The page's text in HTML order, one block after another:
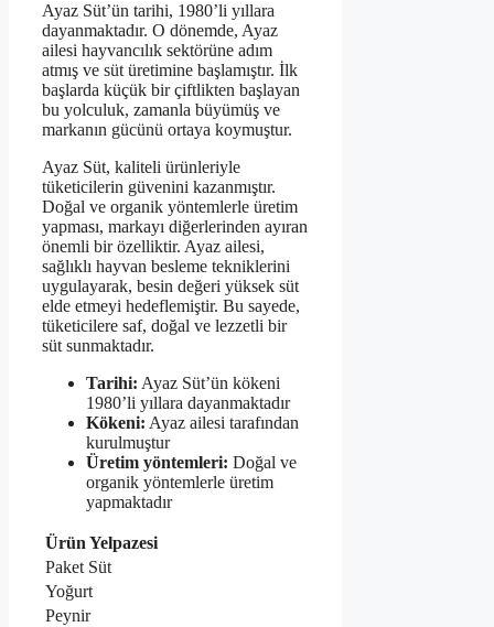
Ayaz Süt’ün tarihi, 1980’li yıllara
dayanmaktadır. O dönemde, Ayaz
ailesi hayvancılık sektörüne adım
atmış ve süt üretimine başlamıştır. İlk
başlarda küçük bir çiftlikten başlayan
bu yolculuk, zamanla büyümüş ve
markanın gücünü ortaya koymuştur.
Ayaz Süt, kaliteli ürünleriyle
tüketicilerin güvenini kazanmıştır.
Doğal ve organik yöntemlerle üretim
yapması, markayı diğerlerinden ayıran
önemli bir özelliktir. Ayaz ailesi,
sağlıklı hayvan besleme tekniklerini
uygulayarak, besin değeri yüksek süt
elde etmeyi hedeflemiştir. Bu sayede,
tüketicilere saf, doğal ve lezzetli bir
süt sunmaktadır.
Tarihi: Ayaz Süt’ün kökeni
1980’li yıllara dayanmaktadır
Kökeni: Ayaz ailesi tarafından
kurulmuştur
Üretim yöntemleri: Doğal ve
organik yöntemlerle üretim
yapmaktadır
Ürün Yelpazesi
Paket Süt
Yoğurt
Peynir